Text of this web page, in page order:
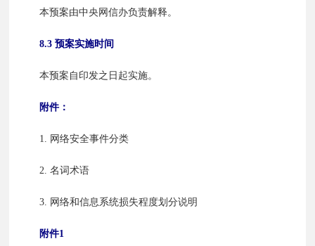
本预案由中央网信办负责解释。
8.3 预案实施时间
本预案自印发之日起实施。
附件：
1. 网络安全事件分类
2. 名词术语
3. 网络和信息系统损失程度划分说明
附件1